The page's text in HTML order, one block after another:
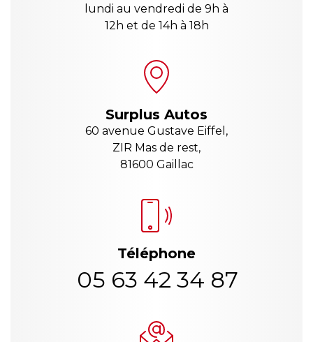
lundi au vendredi de 9h à
12h et de 14h à 18h
Surplus Autos
60 avenue Gustave Eiffel,
ZIR Mas de rest,
81600 Gaillac
Téléphone
05 63 42 34 87